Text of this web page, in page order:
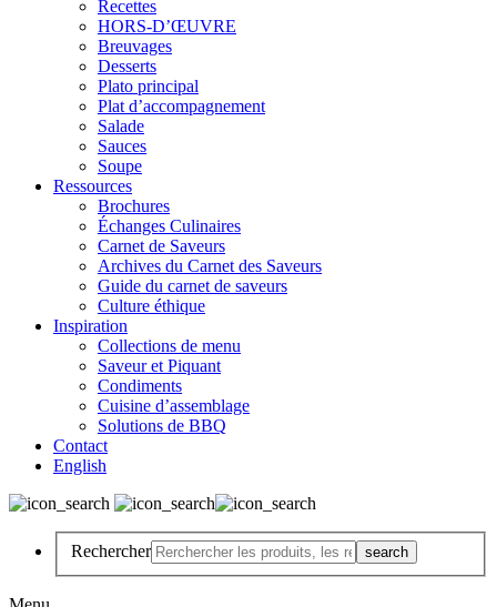
Recettes
HORS-D’ŒUVRE
Breuvages
Desserts
Plato principal
Plat d’accompagnement
Salade
Sauces
Soupe
Ressources
Brochures
Échanges Culinaires
Carnet de Saveurs
Archives du Carnet des Saveurs
Guide du carnet de saveurs
Culture éthique
Inspiration
Collections de menu
Saveur et Piquant
Condiments
Cuisine d’assemblage
Solutions de BBQ
Contact
English
Rechercher